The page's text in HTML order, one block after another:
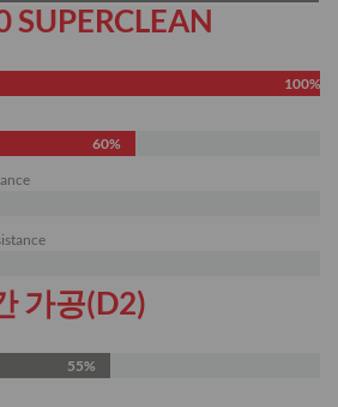
SUPERCLEAN
100%
60%
가공(D2)
55%